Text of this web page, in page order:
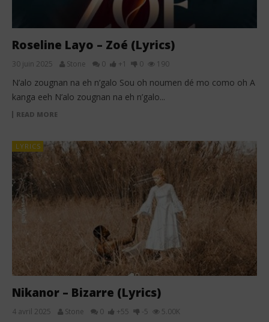
Roseline Layo – Zoé (Lyrics)
30 juin 2025 Stone 0 +1 0 190
N’alo zougnan na eh n’galo Sou oh noumen dé mo como oh A
kanga eeh N’alo zougnan na eh n’galo...
READ MORE
LYRICS
Nikanor – Bizarre (Lyrics)
4 avril 2025 Stone 0 +55 -5 5.00K